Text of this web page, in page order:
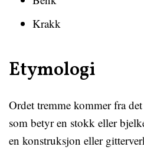
Krakk
Etymologi
Ordet tremme kommer fra
som betyr en stokk eller
en konstruksjon eller